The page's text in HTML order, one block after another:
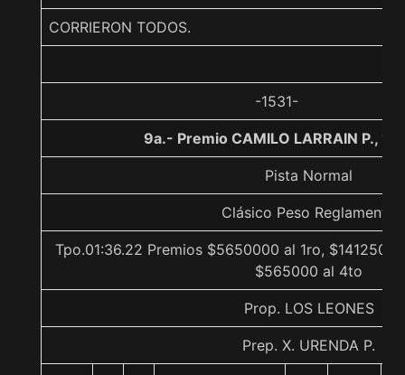
CORRIERON TODOS.
-1531-
9a.- Premio CAMILO LARRAIN P.,
Pista Normal
Clásico Peso Reglamento
Tpo.01:36.22 Premios $5650000 al 1ro,
$565000 al 4to
Prop. LOS LEONES
Prep. X. URENDA P.